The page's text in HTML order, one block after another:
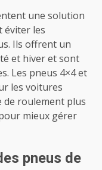
une solution
éviter les
Ils offrent un
et hiver et sont
Les pneus 4×4 et
les voitures
roulement plus
mieux gérer
pneus de